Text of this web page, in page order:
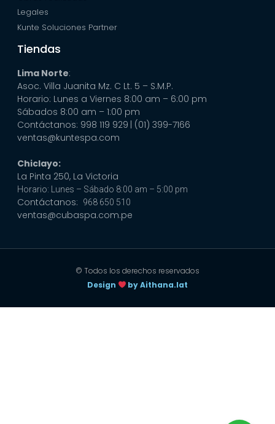
Legales
Kunte Soluciones Partner
Tiendas
Lima Norte:
Asoc. Villa Juanita Mz. C Lt. 5 – S.M.P.
Horario: Lunes a Viernes 8:00 am – 6:00 pm
Sábados 8:00 am – 1:00 pm
Contáctanos: 998 119 929 | (01) 399-7166
ventas@kuntespa.com
Chiclayo:
La Pinta 250, La Victoria
Horario: Lunes – Sábado 8:00 am – 5:00 pm
Contáctanos: 968 650 510
ventas@cubaspa.com.pe
© Todos los derechos reservados
Design
by Aithana.lat